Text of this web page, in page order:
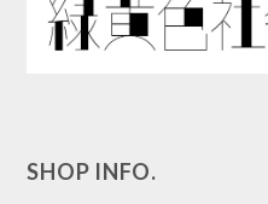
SHOP INFO.